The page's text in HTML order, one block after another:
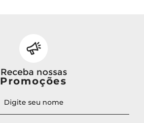
Receba nossas
Promoções